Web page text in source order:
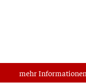
mehr Infor­ma­tio­nen